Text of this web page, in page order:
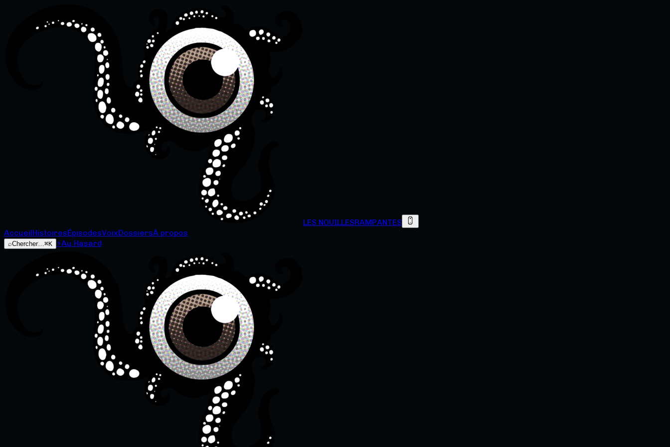
LES NOUILLESRAMPANTES
AccueilHistoiresÉpisodesVoixDossiersÀ propos
⌕Chercher…⌘K ⚡Au Hasard